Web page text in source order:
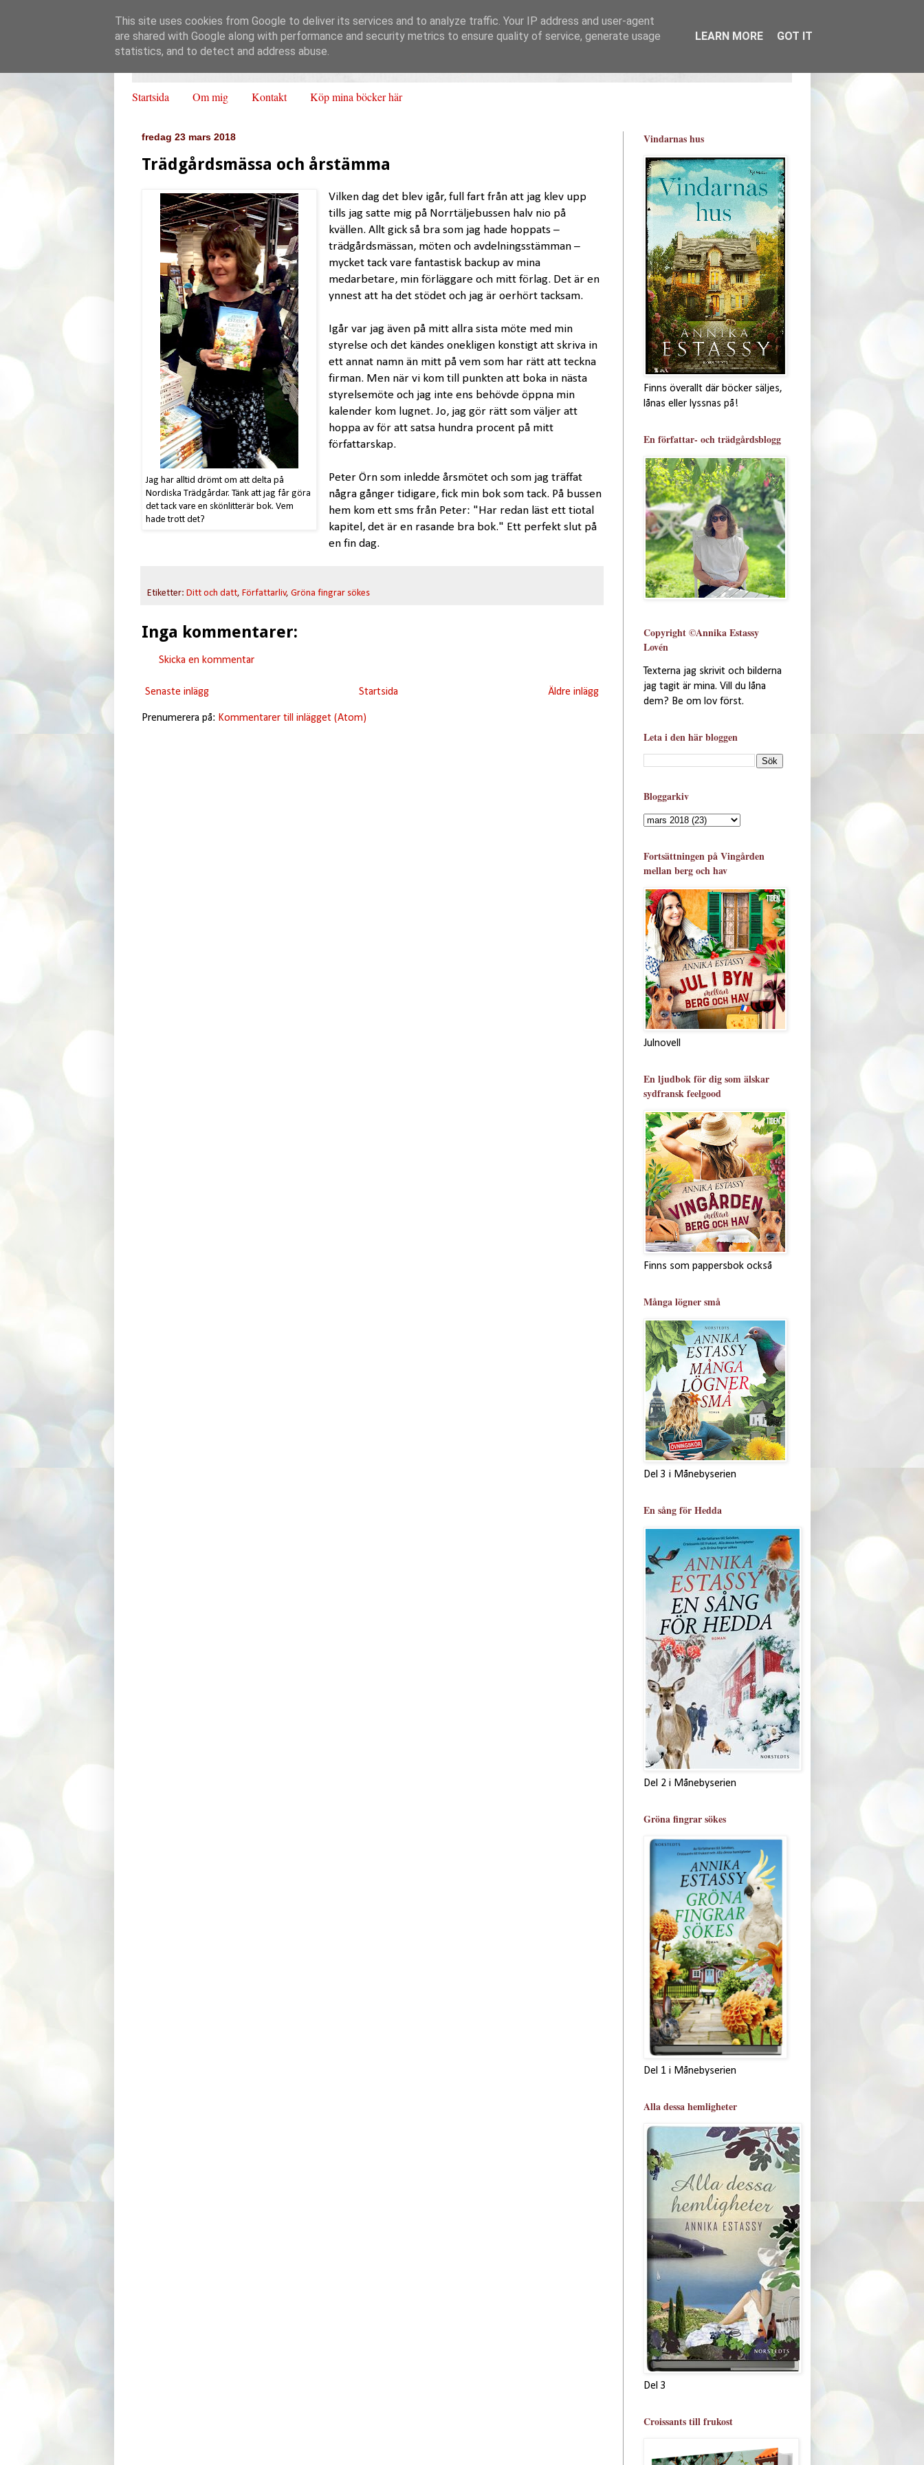
Startsida Om mig Kontakt Köp mina böcker här
fredag 23 mars 2018
Trädgårdsmässa och årstämma
Jag har alltid drömt om att delta på
Nordiska Trädgårdar. Tänk att jag får göra
det tack vare en skönlitterär bok. Vem
hade trott det?
Vilken dag det blev igår, full fart från att jag klev upp
tills jag satte mig på Norrtäljebussen halv nio på
kvällen. Allt gick så bra som jag hade hoppats –
trädgårdsmässan, möten och avdelningsstämman –
mycket tack vare fantastisk backup av mina
medarbetare, min förläggare och mitt förlag. Det är en
ynnest att ha det stödet och jag är oerhört tacksam.
Igår var jag även på mitt allra sista möte med min
styrelse och det kändes onekligen konstigt att skriva in
ett annat namn än mitt på vem som har rätt att teckna
firman. Men när vi kom till punkten att boka in nästa
styrelsemöte och jag inte ens behövde öppna min
kalender kom lugnet. Jo, jag gör rätt som väljer att
hoppa av för att satsa hundra procent på mitt
författarskap.
Peter Örn som inledde årsmötet och som jag träffat
några gånger tidigare, fick min bok som tack. På bussen
hem kom ett sms från Peter: "Har redan läst ett tiotal
kapitel, det är en rasande bra bok." Ett perfekt slut på
en fin dag.
Etiketter: Ditt och datt, Författarliv, Gröna fingrar sökes
Inga kommentarer:
Skicka en kommentar
Senaste inlägg Äldre inlägg
Startsida
Prenumerera på: Kommentarer till inlägget (Atom)
Vindarnas hus
Finns överallt där böcker säljes,
lånas eller lyssnas på!
En författar- och trädgårdsblogg
Copyright ©Annika Estassy
Lovén
Texterna jag skrivit och bilderna
jag tagit är mina. Vill du låna
dem? Be om lov först.
Leta i den här bloggen
Bloggarkiv
Fortsättningen på Vingården
mellan berg och hav
Julnovell
En ljudbok för dig som älskar
sydfransk feelgood
Finns som pappersbok också
Många lögner små
Del 3 i Månebyserien
En sång för Hedda
Del 2 i Månebyserien
Gröna fingrar sökes
Del 1 i Månebyserien
Alla dessa hemligheter
Del 3
Croissants till frukost
This site uses cookies from Google to deliver its services and to analyze traffic. Your IP address and user-agent
are shared with Google along with performance and security metrics to ensure quality of service, generate usage
statistics, and to detect and address abuse.
LEARN MORE GOT IT